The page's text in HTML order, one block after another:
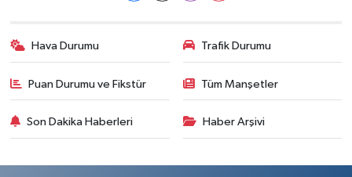
Hava Durumu Trafik Durumu
Puan Durumu ve Fikstür Tüm Manşetler
Son Dakika Haberleri Haber Arşivi